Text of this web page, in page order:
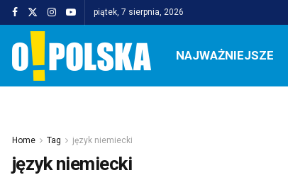
piątek, 7 sierpnia, 2026
NAJWAŻNIEJSZE
Home Tag język niemiecki
język niemiecki